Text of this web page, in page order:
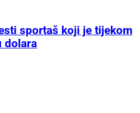
sportaš koji je tijekom
dolara